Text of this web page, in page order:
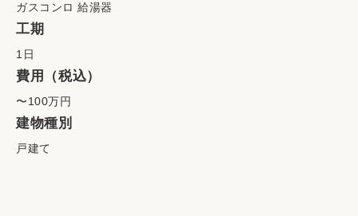
ガスコンロ 給湯器
工期
1日
費用（税込）
〜100万円
建物種別
戸建て